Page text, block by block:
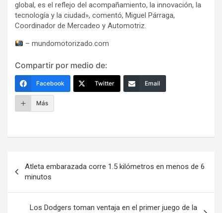
global, es el reflejo del acompañamiento, la innovación, la
tecnología y la ciudad», comentó, Miguel Párraga,
Coordinador de Mercadeo y Automotriz.
– mundomotorizado.com
Compartir por medio de:
Facebook Twitter Email
Más
de
entradas
Atleta embarazada corre 1.5 kilómetros en menos de 6
minutos
Los Dodgers toman ventaja en el primer juego de la